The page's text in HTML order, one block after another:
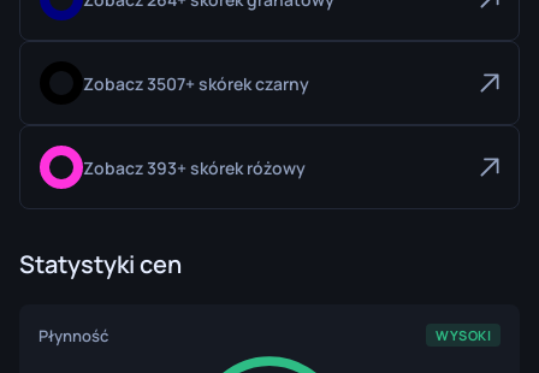
Zobacz 3507+ skórek czarny
Zobacz 393+ skórek różowy
Statystyki cen
Płynność WYSOKI